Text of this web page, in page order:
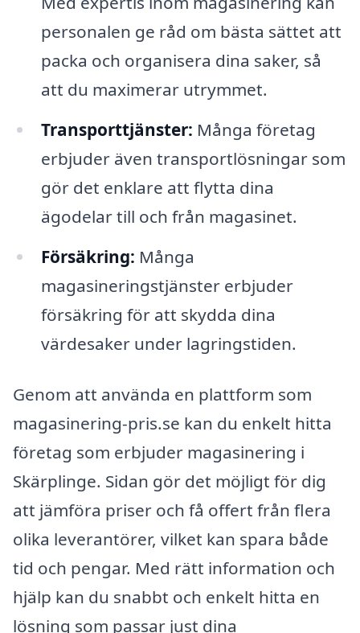
personalen ge råd om bästa sättet att
packa och organisera dina saker, så
att du maximerar utrymmet.
Transporttjänster: Många företag
erbjuder även transportlösningar som
gör det enklare att flytta dina
ägodelar till och från magasinet.
Försäkring: Många
magasineringstjänster erbjuder
försäkring för att skydda dina
värdesaker under lagringstiden.
Genom att använda en plattform som
magasinering-pris.se kan du enkelt hitta
företag som erbjuder magasinering i
Skärplinge. Sidan gör det möjligt för dig
att jämföra priser och få offert från flera
olika leverantörer, vilket kan spara både
tid och pengar. Med rätt information och
hjälp kan du snabbt och enkelt hitta en
lösning som passar just dina